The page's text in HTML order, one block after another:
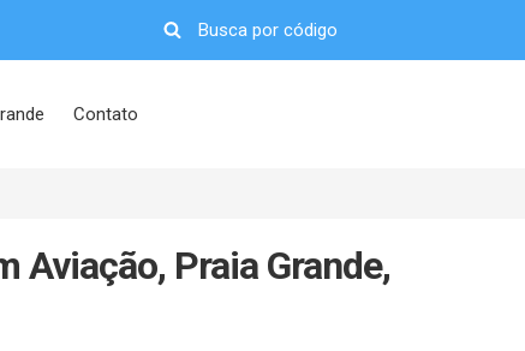
Contato
Aviação, Praia Grande,